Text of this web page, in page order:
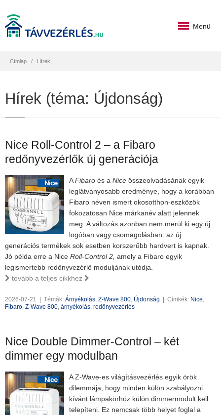
Menü
Címlap Hírek
Hírek (téma: Újdonság)
Nice Roll-Control 2 – a Fibaro
redőnyvezérlők új generációja
AFibaro és a Nice összeolvadásának egyik
leglátványosabb eredménye, hogy a korábban
Fibaro néven ismert okosotthon-eszközök
fokozatosan Nice márkanév alatt jelennek
meg. A változás azonban nem merül ki egy új
logóban vagy csomagolásban: az új
generációs termékek sok esetben korszerűbb hardvert is kapnak.
Jó példa erre a Nice Roll-Control 2, amely a Fibaro egyik
legismertebb redőnyvezérlő moduljának utódja.
tovább a teljes cikkhez
2026-07-21 Témák: Árnyékolás, Z-Wave 800, Újdonság Címkék: Nice,
Fibaro, Z-Wave 800, árnyékolás, redőnyvezérlés
Nice Double Dimmer-Control – két
dimmer egy modulban
A Z-Wave-es világításvezérlés egyik örök
dilemmája, hogy minden külön szabályozni
kívánt lámpakörhöz külön dimmermodult kell
telepíteni. Ez nemcsak több helyet foglal a